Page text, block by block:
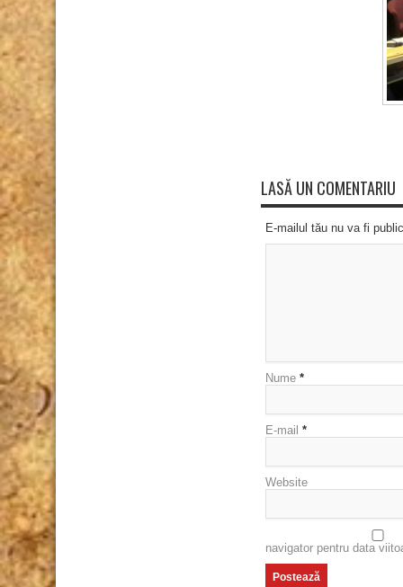
LASĂ UN COMENTARIU
E-mailul tău nu va fi
Nume *
E-mail *
Website
navigator pentru data